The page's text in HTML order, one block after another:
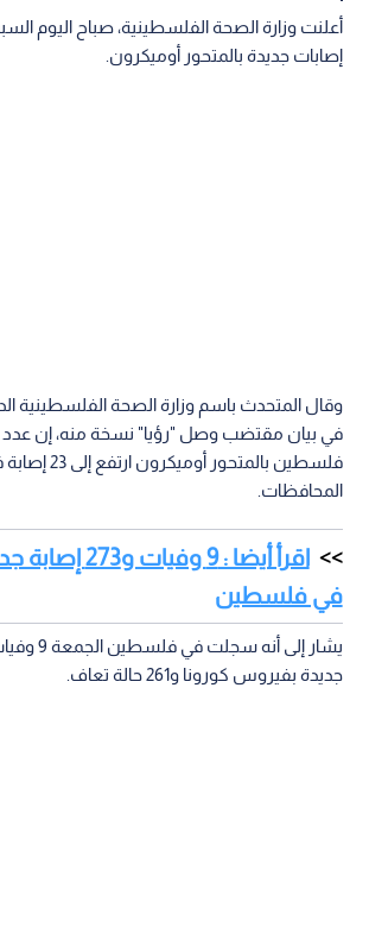
إصابات جديدة بالمتحور أوميكرون.
وقال المتحدث باسم وزارة الصحة الفلسطينية
في بيان مقتضب وصل "رؤيا" نسخة منه، إن عدد
فلسطين بالمتحور
المحافظات.
اقرأ أيضا : 9
في فلسطين
جديدة بفيروس كورونا و261 حالة تعاف.